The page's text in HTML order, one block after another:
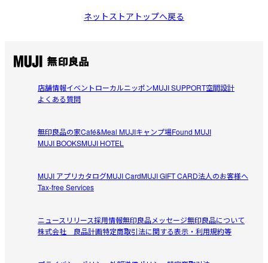
ネットストアトップへ戻る
店舗情報イベントローカルニッポンMUJI SUPPORT空間設計
よくある質問
無印良品の家Café&Meal MUJIキャンプ場Found MUJI
MUJI BOOKSMUJI HOTEL
MUJI アプリカタログMUJI CardMUJI GIFT CARD法人のお客様へ
Tax-free Services
ニュースリリース採用情報無印良品メッセージ無印良品について
株式会社 良品計画特定商取引法に関する表示・利用規約等